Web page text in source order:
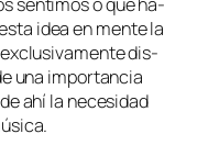
idea en men­te la
dis­
una im­por­tan­cia
ahí la ne­ce­si­dad